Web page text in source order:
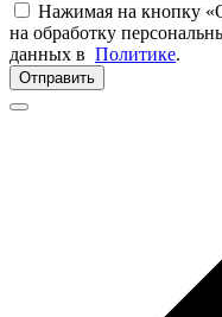
Нажимая на кнопку
на обработку
данных в Политике.
Отправить